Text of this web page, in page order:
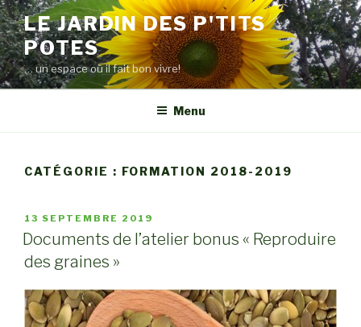
Aller
au
contenu
principal
LE JARDIN DES P'TITS
POTES
… un espace où il fait bon vivre!
Menu
CATÉGORIE : FORMATION 2018-2019
PUBLIÉ
LE
13 SEPTEMBRE 2019
Documents de l’atelier bonus « Reproduire
des graines »